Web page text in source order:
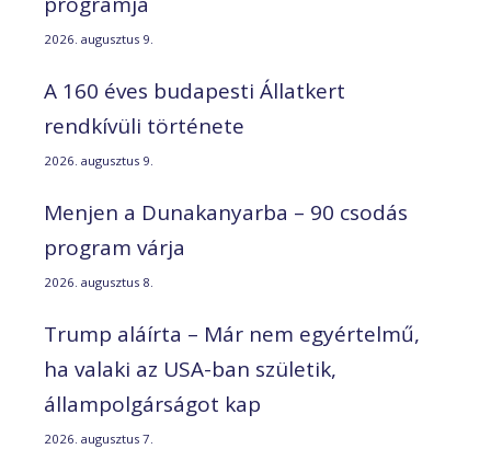
2026. augusztus 9.
A 160 éves budapesti Állatkert
rendkívüli története
2026. augusztus 9.
Menjen a Dunakanyarba – 90 csodás
program várja
2026. augusztus 8.
Trump aláírta – Már nem egyértelmű,
ha valaki az USA-ban születik,
állampolgárságot kap
2026. augusztus 7.